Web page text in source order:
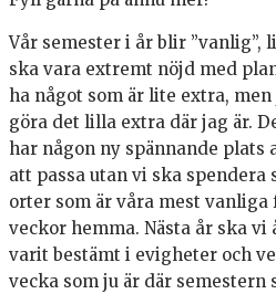
Vår semester i år blir
ska vara extremt nöjd med
ha något som är lite extra,
göra det lilla extra där jag är.
har någon ny spännande
att passa utan vi ska spendera
orter som är våra mest vanliga
veckor hemma. Nästa år ska
varit bestämt i evigheter och
vecka som ju är där